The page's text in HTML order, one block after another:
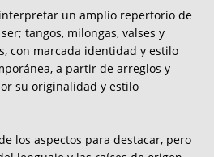
un amplio repertorio de
tangos, milongas, valses y
con marcada identidad y estilo
a partir de arreglos y
su originalidad y estilo
los aspectos para destacar, pero